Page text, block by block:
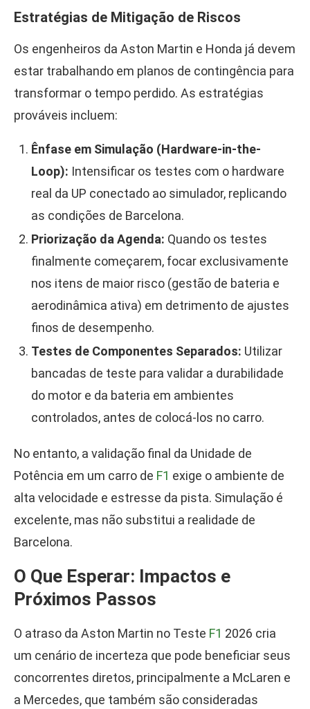
Estratégias de Mitigação de Riscos
Os engenheiros da Aston Martin e Honda já devem
estar trabalhando em planos de contingência para
transformar o tempo perdido. As estratégias
prováveis incluem:
Ênfase em Simulação (Hardware-in-the-
Loop): Intensificar os testes com o hardware
real da UP conectado ao simulador, replicando
as condições de Barcelona.
Priorização da Agenda: Quando os testes
finalmente começarem, focar exclusivamente
nos itens de maior risco (gestão de bateria e
aerodinâmica ativa) em detrimento de ajustes
finos de desempenho.
Testes de Componentes Separados: Utilizar
bancadas de teste para validar a durabilidade
do motor e da bateria em ambientes
controlados, antes de colocá-los no carro.
No entanto, a validação final da Unidade de
Potência em um carro de F1 exige o ambiente de
alta velocidade e estresse da pista. Simulação é
excelente, mas não substitui a realidade de
Barcelona.
O Que Esperar: Impactos e
Próximos Passos
O atraso da Aston Martin no Teste F1 2026 cria
um cenário de incerteza que pode beneficiar seus
concorrentes diretos, principalmente a McLaren e
a Mercedes, que também são consideradas